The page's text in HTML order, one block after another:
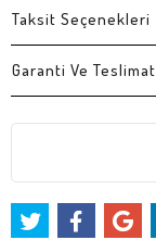
Taksit Seçenekleri
Garanti Ve Teslimat